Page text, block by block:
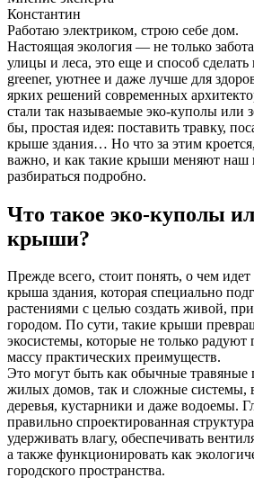
Константин
Работаю электриком, строю себе дом.
Настоящая экология — не только
улицы и леса, это еще и способ
greener, уютнее и даже лучше для
ярких решений современных
стали так называемые эко-куполы или
бы, простая идея: поставить травку,
крыше здания… Но что за этим
важно, и как такие крыши меняют наш
разбираться подробно.
Что такое эко-куполы
крыши?
Прежде всего, стоит понять, о чем
крыша здания, которая специально
растениями с целью создать живой,
городом. По сути, такие крыши
экосистемы, которые не только радуют
массу практических преимуществ.
Это могут быть как обычные
жилых домов, так и сложные
деревья, кустарники и даже водоемы.
правильно спроектированная
удерживать влагу, обеспечивать
а также функционировать как
городского пространства.